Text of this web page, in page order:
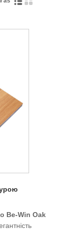
Be-Win Oak